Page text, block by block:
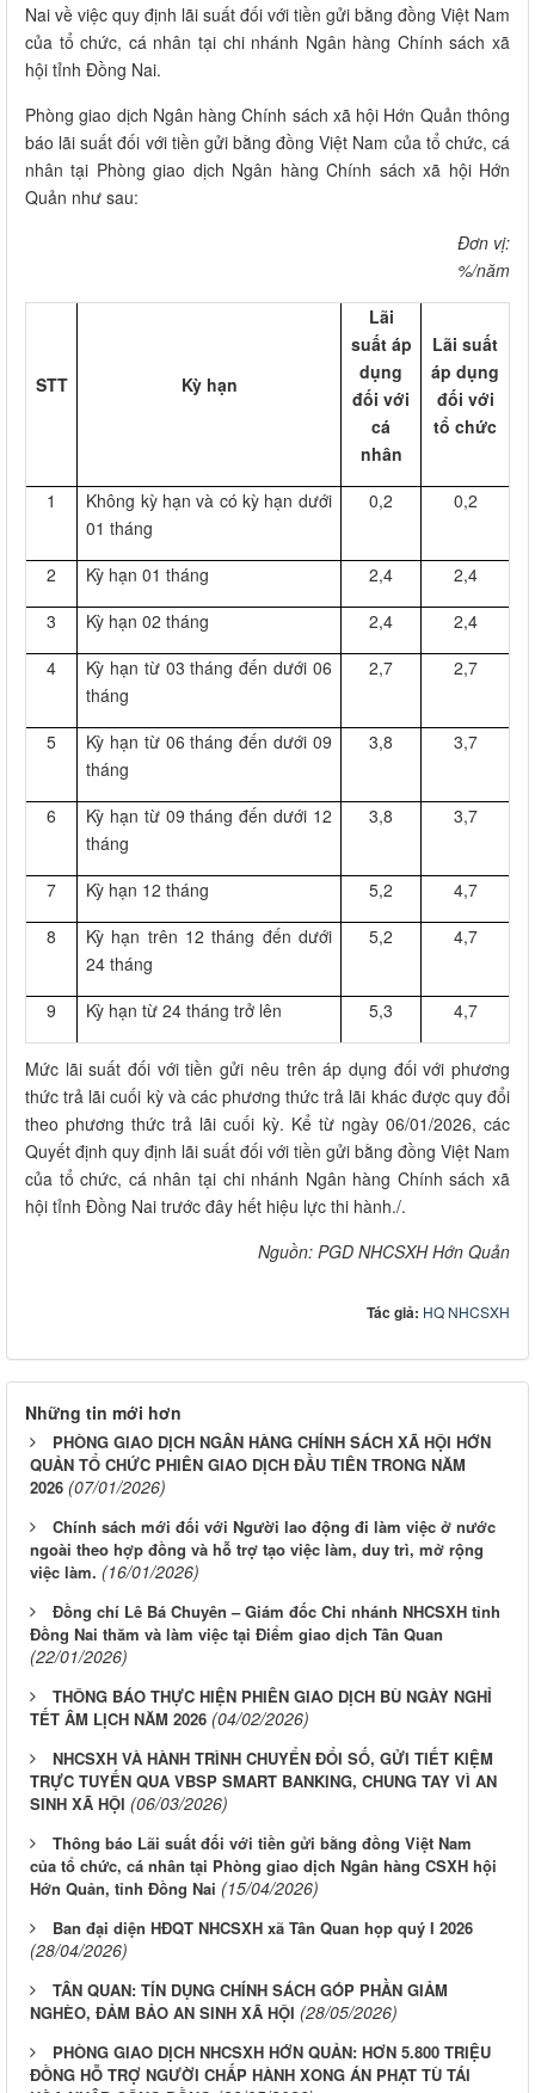
Nai về việc quy định lãi suất đối với tiền gửi bằng đồng Việt Nam
của tổ chức, cá nhân tại chi nhánh Ngân hàng Chính sách xã
hội tỉnh Đồng Nai.
Phòng giao dịch Ngân hàng Chính sách xã hội Hớn Quản thông
báo lãi suất đối với tiền gửi bằng đồng Việt Nam của tổ chức, cá
nhân tại Phòng giao dịch Ngân hàng Chính sách xã hội Hớn
Quản như sau:
Đơn vị:
%/năm
STT Kỳ hạn
Lãi
suất áp
dụng
đối với
cá
nhân
Lãi suất
áp dụng
đối với
tổ chức
1
Không kỳ hạn và có kỳ hạn dưới
01 tháng
0,2 0,2
2 Kỳ hạn 01 tháng 2,4
2,4
3
Kỳ hạn 02 tháng 2,4
2,4
4
Kỳ hạn từ 03 tháng đến dưới 06
tháng
2,7 2,7
5
Kỳ hạn từ 06 tháng đến dưới 09
tháng
3,8 3,7
6
Kỳ hạn từ 09 tháng đến dưới 12
tháng
3,8 3,7
7 Kỳ hạn 12 tháng 5,2
4,7
8
Kỳ hạn trên 12 tháng đến dưới
24 tháng
5,2 4,7
9 Kỳ hạn từ 24 tháng trở lên 5,3 4,7
Mức lãi suất đối với tiền gửi nêu trên áp dụng đối với phương
thức trả lãi cuối kỳ và các phương thức trả lãi khác được quy đổi
theo phương thức trả lãi cuối kỳ. Kể từ ngày 06/01/2026, các
Quyết định quy định lãi suất đối với tiền gửi bằng đồng Việt Nam
của tổ chức, cá nhân tại chi nhánh Ngân hàng Chính sách xã
hội tỉnh Đồng Nai trước đây hết hiệu lực thi hành./.
Nguồn: PGD NHCSXH Hớn Quản
Tác giả: HQ NHCSXH
Những tin mới hơn
PHÒNG GIAO DỊCH NGÂN HÀNG CHÍNH SÁCH XÃ HỘI HỚN
QUẢN TỔ CHỨC PHIÊN GIAO DỊCH ĐẦU TIÊN TRONG NĂM
2026 (07/01/2026)
Chính sách mới đối với Người lao động đi làm việc ở nước
ngoài theo hợp đồng và hỗ trợ tạo việc làm, duy trì, mở rộng
việc làm. (16/01/2026)
Đồng chí Lê Bá Chuyên – Giám đốc Chi nhánh NHCSXH tỉnh
Đồng Nai thăm và làm việc tại Điểm giao dịch Tân Quan
(22/01/2026)
THÔNG BÁO THỰC HIỆN PHIÊN GIAO DỊCH BÙ NGÀY NGHỈ
TẾT ÂM LỊCH NĂM 2026 (04/02/2026)
NHCSXH VÀ HÀNH TRÌNH CHUYỂN ĐỔI SỐ, GỬI TIẾT KIỆM
TRỰC TUYẾN QUA VBSP SMART BANKING, CHUNG TAY VÌ AN
SINH XÃ HỘI (06/03/2026)
Thông báo Lãi suất đối với tiền gửi bằng đồng Việt Nam
của tổ chức, cá nhân tại Phòng giao dịch Ngân hàng CSXH hội
Hớn Quản, tỉnh Đồng Nai (15/04/2026)
Ban đại diện HĐQT NHCSXH xã Tân Quan họp quý I 2026
(28/04/2026)
TÂN QUAN: TÍN DỤNG CHÍNH SÁCH GÓP PHẦN GIẢM
NGHÈO, ĐẢM BẢO AN SINH XÃ HỘI (28/05/2026)
PHÒNG GIAO DỊCH NHCSXH HỚN QUẢN: HƠN 5.800 TRIỆU
ĐỒNG HỖ TRỢ NGƯỜI CHẤP HÀNH XONG ÁN PHẠT TÙ TÁI